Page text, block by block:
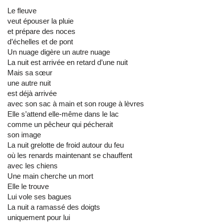
Le fleuve
veut épouser la pluie
et prépare des noces
d’échelles et de pont
Un nuage digère un autre nuage
La nuit est arrivée en retard d’une nuit
Mais sa sœur
une autre nuit
est déjà arrivée
avec son sac à main et son rouge à lèvres
Elle s’attend elle-même dans le lac
comme un pêcheur qui pécherait
son image
La nuit grelotte de froid autour du feu
où les renards maintenant se chauffent
avec les chiens
Une main cherche un mort
Elle le trouve
Lui vole ses bagues
La nuit a ramassé des doigts
uniquement pour lui